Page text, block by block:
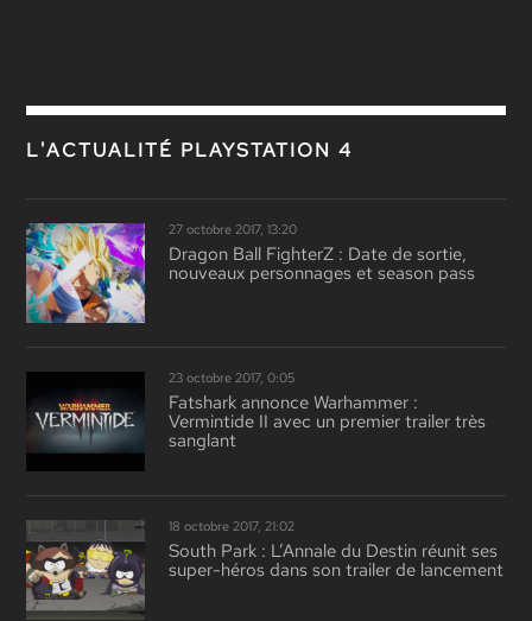
L'ACTUALITÉ PLAYSTATION 4
27 octobre 2017, 13:20
Dragon Ball FighterZ : Date de sortie,
nouveaux personnages et season pass
23 octobre 2017, 0:05
Fatshark annonce Warhammer :
Vermintide II avec un premier trailer très
sanglant
18 octobre 2017, 21:02
South Park : L’Annale du Destin réunit ses
super-héros dans son trailer de lancement